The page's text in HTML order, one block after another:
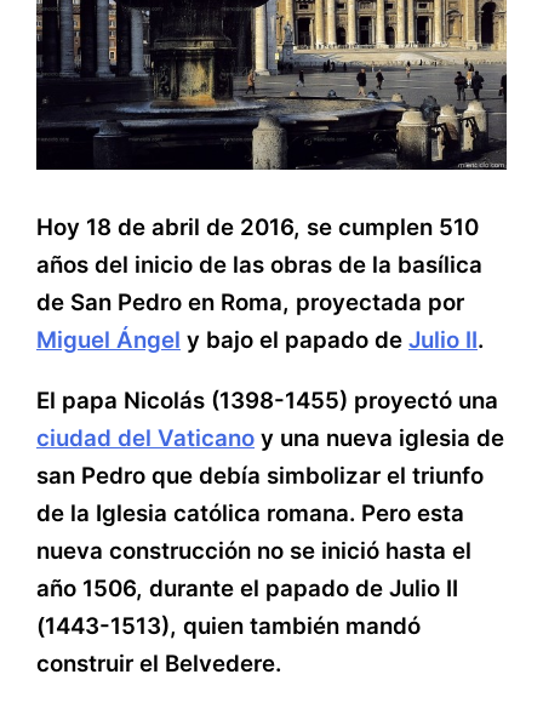
Hoy 18 de abril de 2016, se cumplen 510
años del inicio de las obras de la basílica
de San Pedro en Roma, proyectada por
Miguel Ángel y bajo el papado de Julio II.
El papa Nicolás (1398-1455) proyectó una
ciudad del Vaticano y una nueva iglesia de
san Pedro que debía simbolizar el triunfo
de la Iglesia católica romana. Pero esta
nueva construcción no se inició hasta el
año 1506, durante el papado de Julio II
(1443-1513), quien también mandó
construir el Belvedere.